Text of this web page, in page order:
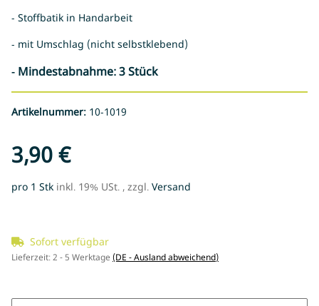
- Stoffbatik in Handarbeit
- mit Umschlag (nicht selbstklebend)
- Mindestabnahme: 3 Stück
Artikelnummer: 10-1019
3,90 €
pro 1 Stk inkl. 19% USt. , zzgl. Versand
Sofort verfügbar
Lieferzeit:2 - 5 Werktage (DE - Ausland abweichend)